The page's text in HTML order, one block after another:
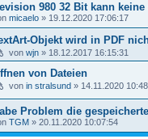
980 32 Bit kann
micaelo » 19.12.2020 17:06:17
Objekt wird in PDF
von wjn » 18.12.2017 16:15:31
von Dateien
von in stralsund » 14.11.2020
Problem die
TGM » 20.11.2020 10:07:54